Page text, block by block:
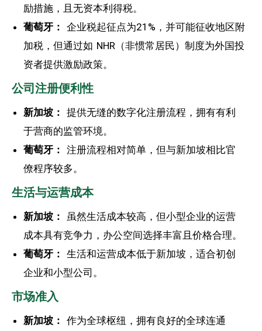
励措施，且无资本利得税。
葡萄牙： 企业税起征点为21%，并可能征收地区附
加税，但通过如 NHR（非惯常居民）制度为外国投
资者提供激励政策。
公司注册便利性
新加坡： 提供无缝的数字化注册流程，拥有有利
于营商的监管环境。
葡萄牙： 注册流程相对简单，但与新加坡相比官
僚程序较多。
生活与运营成本
新加坡：
虽然生活成本较高，但小型企业的运营
成本具有竞争力，办公空间选择丰富且价格合理。
葡萄牙： 生活和运营成本低于新加坡，适合初创
企业和小型公司。
市场准入
新加坡： 作为全球枢纽，拥有良好的全球连通